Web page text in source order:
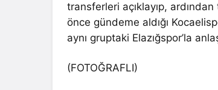
transferleri açıklayıp,
önce gündeme aldığı
aynı gruptaki Elazığspor’la
(FOTOĞRAFLI)